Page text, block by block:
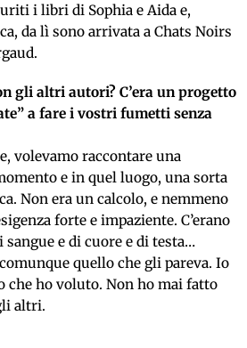
i libri di Sophia e Aida e,
da lì sono arrivata a Chats Noirs
gli altri autori? C’era un progetto
a fare i vostri fumetti senza
volevamo raccontare una
e in quel luogo, una sorta
Non era un calcolo, e nemmeno
forte e impaziente. C’erano
e di cuore e di testa…
quello che gli pareva. Io
che ho voluto. Non ho mai fatto
altri.